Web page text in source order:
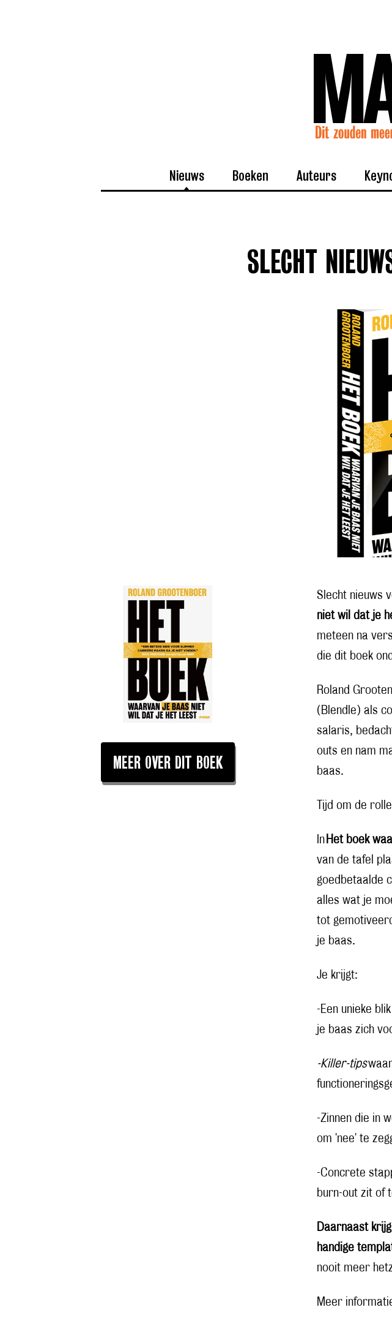
Nieuws Boeken Auteurs
SLECHT
MEER OVER DIT BOEK
Slecht nieuws
niet wil dat je
meteen na
die dit boek
Roland
(Blendle) als
salaris,
outs en nam
baas.
Tijd om de
In Het boek
van de tafel
goedbetaalde
alles wat je
tot
je baas.
Je krijgt:
-Een unieke
je baas zich
-Killer-tips
-Zinnen die in
om 'nee' te
-Concrete
burn-out zit of
Daarnaast
handige
nooit meer
Meer